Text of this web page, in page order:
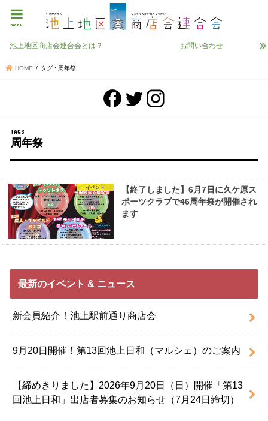
menu
池上地区商店会連合会とは？ お問い合わせ
HOME タグ : 周年祭
周年祭
イベント
【終了しました】6月7日に久ケ原ス
ポーツクラブで46周年祭が開催され
ます
最新のイベント & ニュース
新会員紹介！池上駅前通り商店会
9月20日開催！第13回池上日和（マルシェ）のご案内
【締めきりました】2026年9月20日（日）開催「第13
回池上日和」出店者募集のお知らせ（7月24日締切）